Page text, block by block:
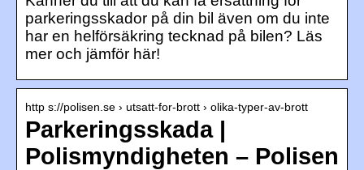
parkeringsskador på din bil även om du inte
har en helförsäkring tecknad på bilen? Läs
mer och jämför här!
http s://polisen.se › utsatt-for-brott › olika-typer-av-brott
Parkeringsskada |
Polismyndigheten – Polisen